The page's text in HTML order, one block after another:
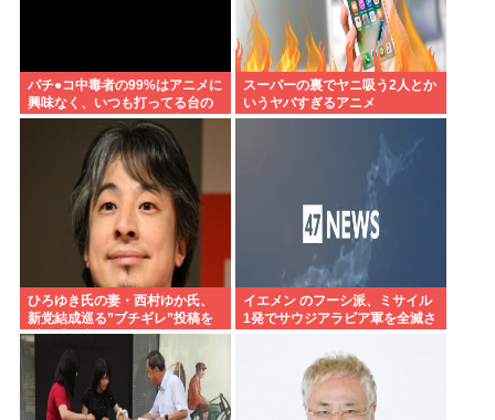
パチ●コ中毒者の99%はアニメに
興味なく、いつも打ってる台の
原作も知らないという不都合な
スーパーの裏でヤニ吸う2人とか
いうヤバすぎるアニメ
ひろゆき氏の妻・西村ゆか氏、
新党結成巡る”ブチギレ”投稿を
謝罪「配慮に欠けた行動でし
た」 夫婦で投稿
イエメン のフーシ派、ミサイル
1発でサウジアラビア軍を全滅さ